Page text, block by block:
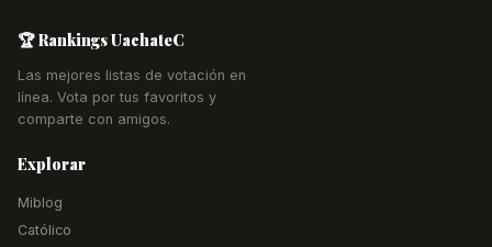
🏆 Rankings UachateC
Las mejores listas de votación en
línea. Vota por tus favoritos y
comparte con amigos.
Explorar
Miblog
Católico